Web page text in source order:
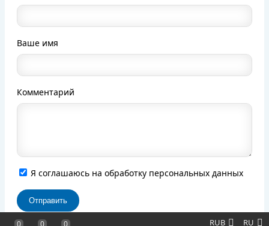
RU
RUB
0 0 0
Ваше имя
Комментарий
Я соглашаюсь на обработку персональных данных